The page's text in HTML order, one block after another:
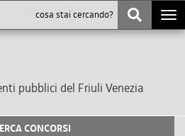
pubblici del Friuli Venezia
CONCORSI